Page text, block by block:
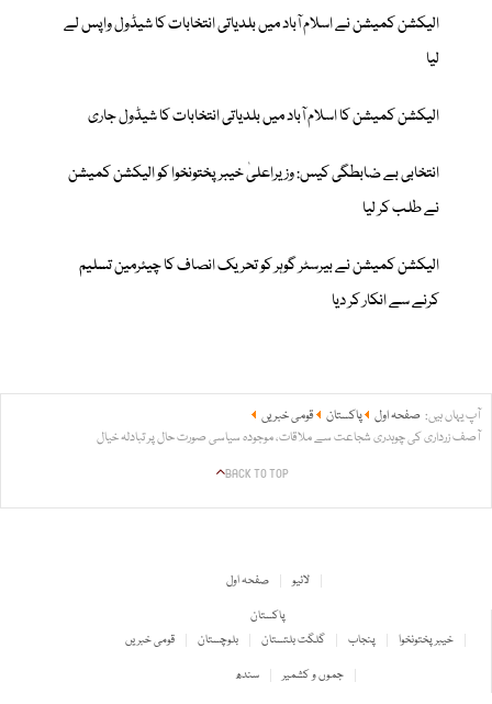
الیکشن کمیشن نے اسلام آباد میں بلدیاتی انتخابات کا شیڈول واپس لے
لیا
الیکشن کمیشن کا اسلام آباد میں بلدیاتی انتخابات کا شیڈول جاری
انتخابی بے ضابطگی کیس: وزیراعلیٰ خیبرپختونخوا کو الیکشن کمیشن
نے طلب کر لیا
الیکشن کمیشن نے بیرسٹر گوہر کو تحریک انصاف کا چیئرمین تسلیم
کرنے سے انکار کر دیا
آپ یہاں ہیں: صفحہ اول پاکستان
قومی خبریں
آصف زرداری کی چوہدری شجاعت سے ملاقات، موجودہ سیاسی صورت حال پر تبادلہ خیال
BACK TO TOP
صفحہ اول
لائیو
پاکستان
قومی خبریں
بلوچستان گلگت بلتستان پنجاب
خیبر پختونخوا
سندھ
جموں و کشمیر